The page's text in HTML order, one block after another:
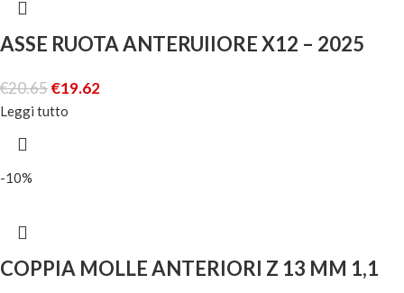
ASSE RUOTA ANTERUIIORE X12 – 2025
€20.65€19.62
Leggi tutto
-10%
COPPIA MOLLE ANTERIORI Z 13 MM 1,1